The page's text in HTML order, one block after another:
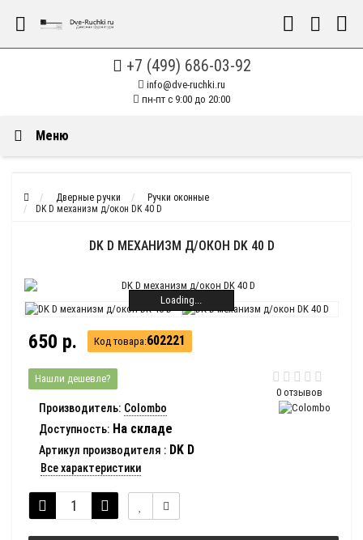
+7 (499) 686-03-92
info@dve-ruchki.ru
пн-пт с 9:00 до 20:00
Меню
Дверные ручки
Ручки оконные
DK D механизм д/окон DK 40 D
DK D МЕХАНИЗМ Д/ОКОН DK 40 D
Loading...
0 отзывов
650 р. Код товара:602221
Нашли дешевле?
Производитель: Colombo
Доступность: На складе
Артикул производителя : DK D
Все характеристики